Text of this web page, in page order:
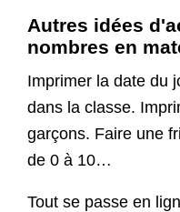
Autres idées
nombres en
Imprimer la date du
dans la classe.
garçons. Faire une
de 0 à 10…
Tout se passe en